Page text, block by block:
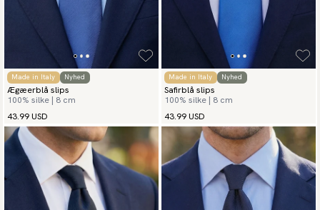
Made in Italy Nyhed
Ægæerblå slips
100% silke | 8 cm
43.99 USD
Made in Italy Nyhed
Safirblå slips
100% silke | 8 cm
43.99 USD